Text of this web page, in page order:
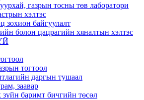
газрын тосны төв лаборатори
хэлтэс
зохион байгуулалт
болон цацрагийн хяналтын хэлтэс
тогтоол
даргын тушаал
заавар
зүйн баримт бичгийн төсөл